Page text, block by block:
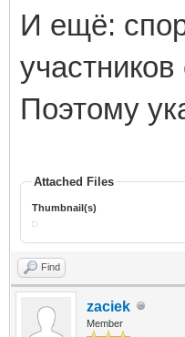
И ещё:
Поэтому
Attached Files
Thumbnail(s)
Find
zaciek
Member